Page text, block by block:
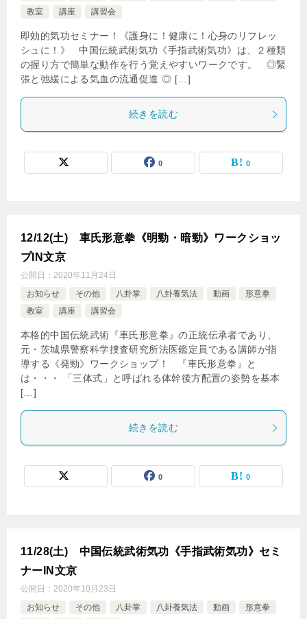
教室 講座 講習会
即効的気功セミナー！《護身に！健康に！心身のリフレッ
シュに！》 中国伝統武術気功《手指武術気功》は、２種類
の握り方で簡単な動作を行う覚えやすいワークです。 ◎緊
張と弛緩による気血の流通促進 ◎ […]
続きを読む
0 0
12/12(土) 車氏形意拳《明勁・暗勁》ワークショッ
プIN文京
公開日： 2020年11月24日
お知らせ
その他 八卦掌 八卦養気法 動画
形意拳
教室
講座 講習会
本格的中国伝統武術『車氏形意拳』の正統伝承者であり、
元・茨城県警察科学捜査研究所法医鑑定員である講師が指
導する《発勁》ワークショップ！ 『車氏形意拳』と
は・・・ 「三体式」と呼ばれる体幹後方配置の姿勢を基本
[…]
続きを読む
0 0
11/28(土) 中国伝統武術気功《手指武術気功》セミ
ナーIN文京
公開日： 2020年10月23日
お知らせ
その他 八卦掌 八卦養気法 動画
形意拳